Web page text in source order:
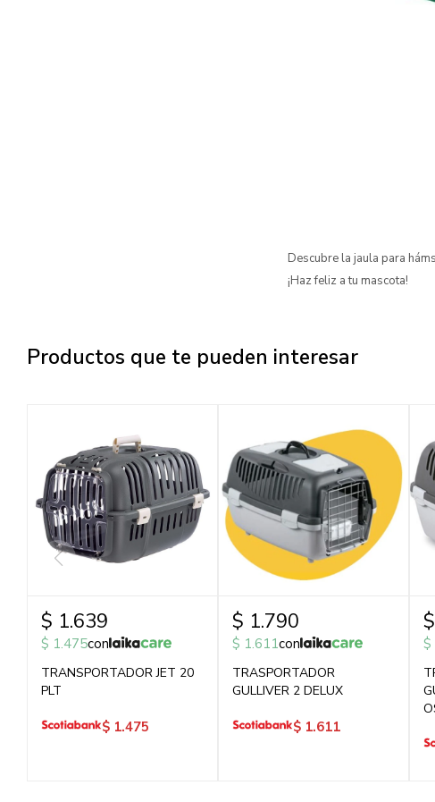
Descubre la jaula para
¡Haz feliz a tu mascota!
Productos que te pueden interesar
$ 1.639
$ 1.475con
TRANSPORTADOR JET 20
PLT
$ 1.475
$ 1.790
$ 1.611con
TRASPORTADOR
GULLIVER 2 DELUX
$ 1.611
$
$